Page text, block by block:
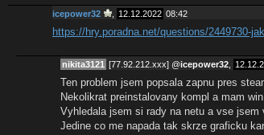
icepower32 12.12.2022 08:42
https://hry.poradna.net/questions/2449730-
nikita3121 [77.92.212.xxx] @icepower32
Ten problem jsem popsala zapnu pres
Nekolikrat preinstalovany kompl a mam
Vyhledala jsem si rady na netu a vse
Jedine co me napada tak skrze graficku